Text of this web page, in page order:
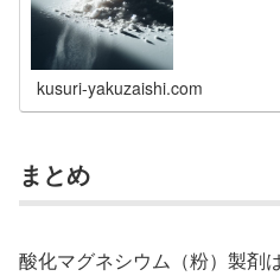
kusuri-yakuzaishi.com
まとめ
酸化マグネシウム（粉）製剤